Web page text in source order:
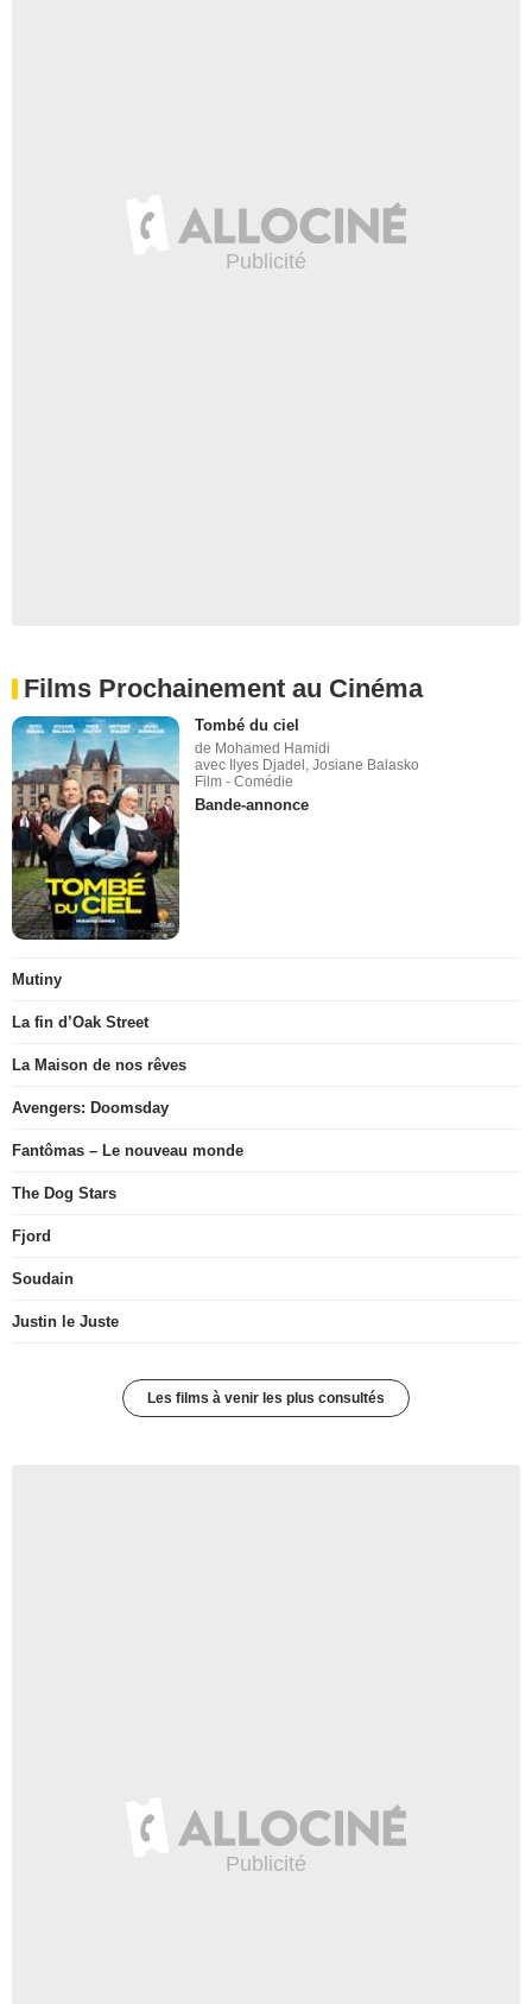
Films Prochainement au Cinéma
Tombé du ciel
de Mohamed Hamidi
avec Ilyes Djadel, Josiane Balasko
Film - Comédie
Bande-annonce
Mutiny
La fin d’Oak Street
La Maison de nos rêves
Avengers: Doomsday
Fantômas – Le nouveau monde
The Dog Stars
Fjord
Soudain
Justin le Juste
Les films à venir les plus consultés